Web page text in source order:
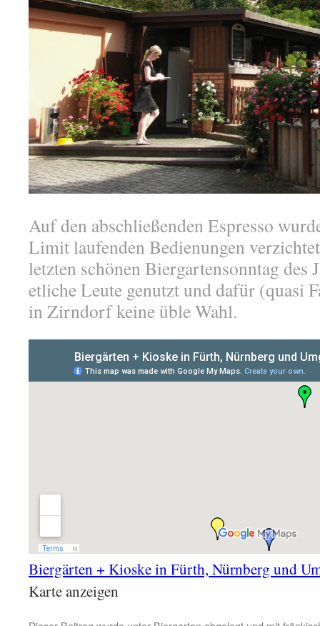
Auf den abschließenden Espresso
Limit laufenden Bedienungen
letzten schönen Biergartensonntag des
etliche Leute genutzt und dafür (quasi
in Zirndorf keine üble Wahl.
Biergärten + Kioske in Fürth, Nürnberg und
Karte anzeigen